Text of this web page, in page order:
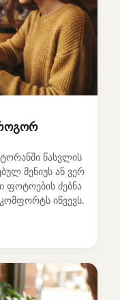
წასვლის
მენიუს ან ვერ
ფოტოების ძებნა
იწვევს.